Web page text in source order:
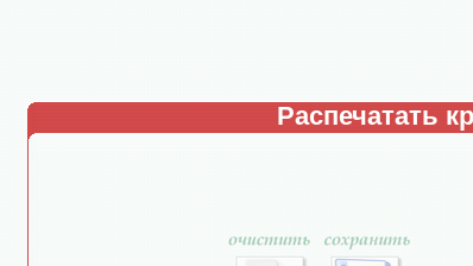
Распечатать